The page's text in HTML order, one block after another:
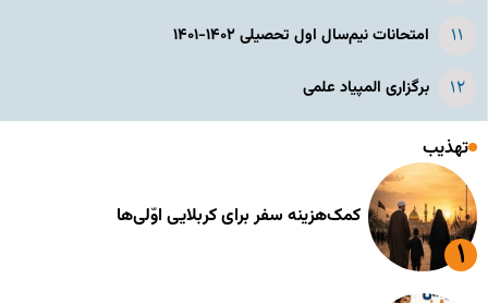
امتحانات نیم‌سال اول تحصیلی ۱۴۰۲-۱۴۰۱
برگزاری المپیاد علمی
تهذیب
کمک‌هزینه سفر برای کربلایی اوّلی‌ها